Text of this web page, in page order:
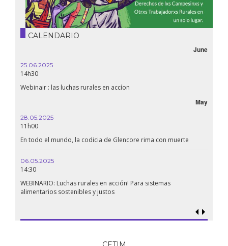
CALENDARIO
October
16.10.2024
18h30
Líbano, el derecho a la salud en tiempos de guerra
September
24.09.2024
19:00
Conferencia La Confederación de Estados del Sahel: ¿un
18.09.2024
Soberanía alimentaria en Palestina: ¿qué perspectivas hay frente